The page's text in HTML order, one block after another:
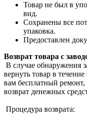
Товар не был в
вид.
Сохранены все
упаковка.
Предоставлен
Возврат товара с
В случае обнаружения
вернуть товар в
вам бесплатный
возврат денежных
Процедура возврата: